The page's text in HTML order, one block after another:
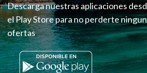
Descarga nuestras aplicaciones
el Play Store para no perderte
ofertas